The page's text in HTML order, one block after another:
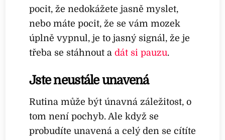
pocit, že nedokážete jasně myslet,
nebo máte pocit, že se vám mozek
úplně vypnul, je to jasný signál, že je
třeba se stáhnout adát si pauzu.
Jste neustále unavená
Rutina může být únavná záležitost, o
tom není pochyb. Ale když se
probudíte unavená a celý den se cítíte